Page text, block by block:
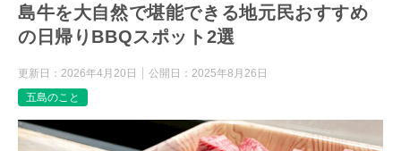
島牛を大自然で堪能できる地元民おすすめ
の日帰りBBQスポット2選
更新日： 2026年4月20日 公開日： 2025年8月26日
五島のこと